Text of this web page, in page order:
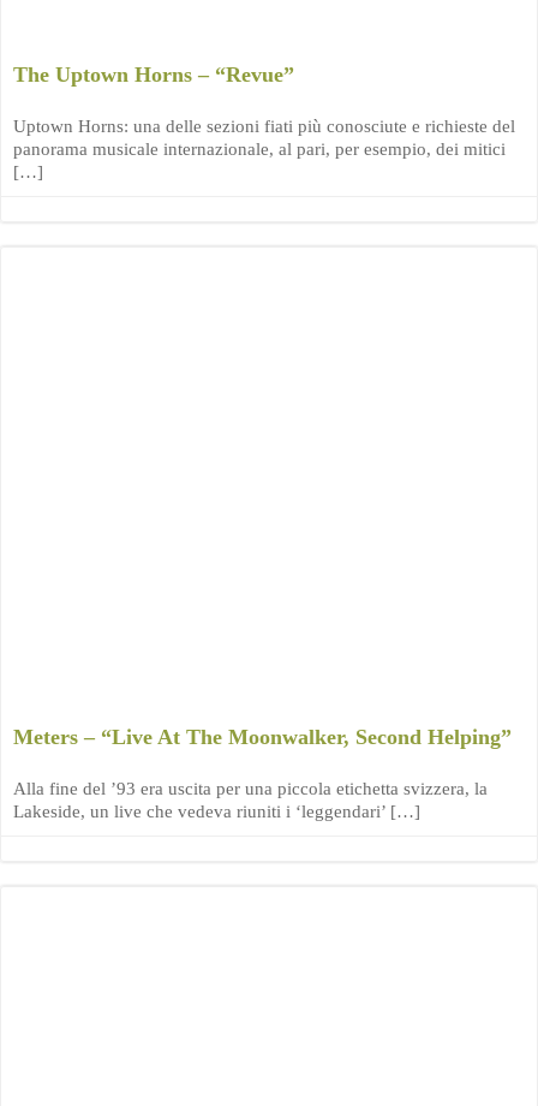
The Uptown Horns – “Revue”
Uptown Horns: una delle sezioni fiati più conosciute e richieste del
panorama musicale internazionale, al pari, per esempio, dei mitici
[…]
Meters – “Live At The Moonwalker, Second Helping”
Alla fine del ’93 era uscita per una piccola etichetta svizzera, la
Lakeside, un live che vedeva riuniti i ‘leggendari’ […]